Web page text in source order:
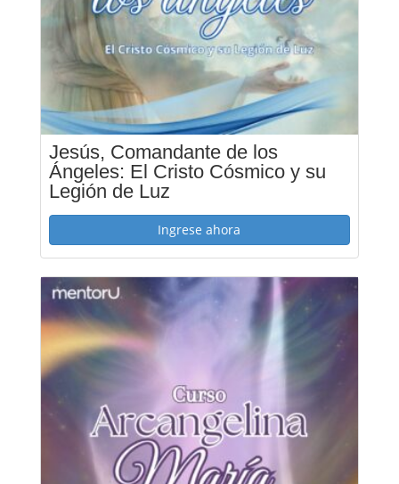
Jesús, Comandante de los
Ángeles: El Cristo Cósmico y su
Legión de Luz
Ingrese ahora